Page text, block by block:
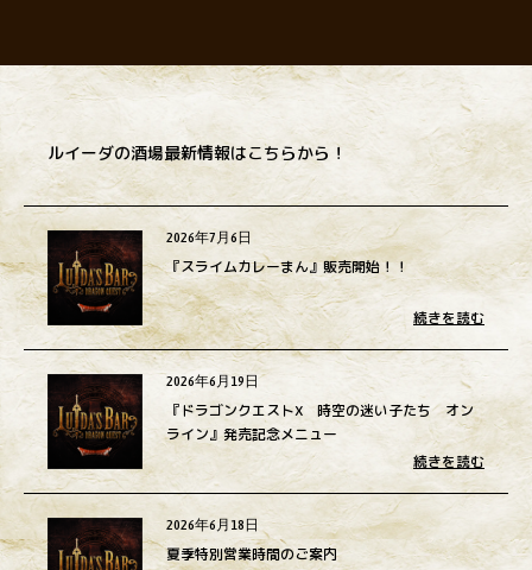
ルイーダの酒場最新情報はこちらから！
2026年7月6日
『スライムカレーまん』販売開始！！
続きを読む
2026年6月19日
『ドラゴンクエストX 時空の迷い子たち オン
ライン』発売記念メニュー
続きを読む
2026年6月18日
夏季特別営業時間のご案内